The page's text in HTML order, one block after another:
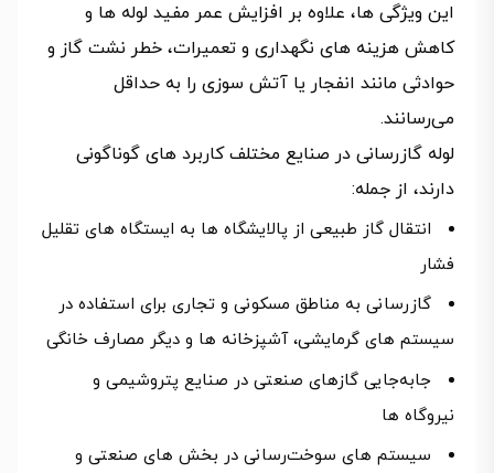
این ویژگی‌ ها، علاوه بر افزایش عمر مفید لوله‌ ها و
کاهش هزینه‌ های نگهداری و تعمیرات، خطر نشت گاز و
حوادثی مانند انفجار یا آتش سوزی را به حداقل
می‌رسانند.
لوله گازرسانی در صنایع مختلف کاربرد های گوناگونی
دارند، از جمله:
انتقال گاز طبیعی از پالایشگاه‌ ها به ایستگاه‌ های تقلیل
فشار
گازرسانی به مناطق مسکونی و تجاری برای استفاده در
سیستم‌ های گرمایشی، آشپزخانه‌ ها و دیگر مصارف خانگی
جابه‌جایی گازهای صنعتی در صنایع پتروشیمی و
نیروگاه‌ ها
سیستم‌ های سوخت‌رسانی در بخش‌ های صنعتی و